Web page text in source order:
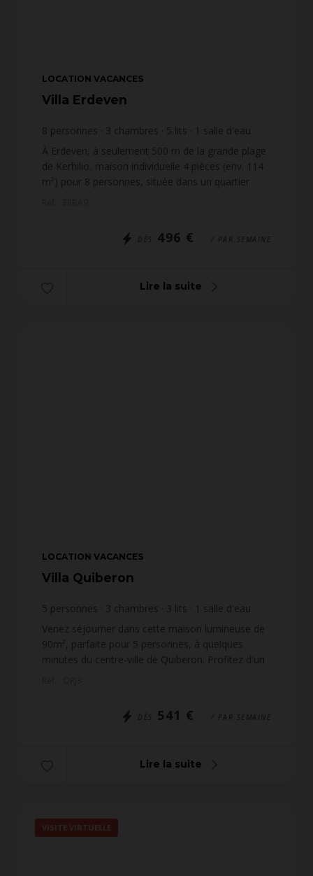
LOCATION VACANCES
Villa Erdeven
8 personnes 3 chambres 5 lits 1 salle d'eau
1
salle de bain
À Erdeven, à seulement 500 m de la grande plage
de Kerhilio, maison individuelle 4 pièces (env. 114
m²) pour 8 personnes, située dans un quartier
DÈS 496 € / PAR SEMAINE
Lire la suite
LOCATION VACANCES
Villa Quiberon
5 personnes 3 chambres 3 lits 1 salle d'eau
Venez séjourner dans cette maison lumineuse de
90m², parfaite pour 5 personnes, à quelques
minutes du centre-ville de Quiberon. Profitez d'un
DÈS 541 € / PAR SEMAINE
Lire la suite
VISITE VIRTUELLE